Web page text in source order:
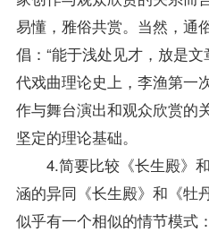
易懂，雅俗共赏。当然，通
倡：“能于浅处见才，放是
代戏曲理论史上，李渔第一
作与舞台演出和观众欣赏的
坚定的理论基础。
4.简要比较《长生殿》和
涵的异同《长生殿》和《牡
似乎有一个相似的情节模式